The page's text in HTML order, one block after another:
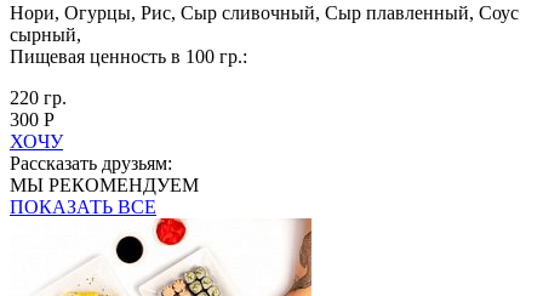
Нори, Огурцы, Рис, Сыр сливочный, Сыр плавленный, Соус
сырный,
Пищевая ценность в 100 гр.:
220 гр.
300 Р
ХОЧУ
Рассказать друзьям:
МЫ РЕКОМЕНДУЕМ
ПОКАЗАТЬ ВСЕ